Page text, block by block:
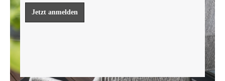
Mehr erfahren
Jetzt anmelden